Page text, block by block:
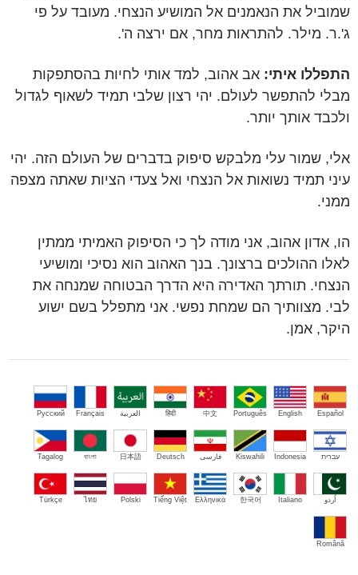
שמוביל את הנאמנים אל המושיע הנצחי. מעובד על פי
ג'.ר. מילר. להתראות מחר, אם ירצה ה'.
התפללו איתי: אב אהוב, למד אותי לחיות בהסתפקות
מבלי להתפשר לעולם. יהי רצון שלבי תמיד לשאוף לגדול
ולכבד אותך יותר.
אלי, שמור עלי מלבקש סיפוק בדברים של העולם הזה. יהי
עיני תמיד נשואות אל הנצחי ואל צעדי הציות שאתה מצפה
ממני.
הו, אדון אהוב, אני מודה לך כי הסיפוק האמיתי ממתין
לאלו ההולכים ברצונך. בנך האהוב הוא נסיכי ומושיעי
הנצחי. תורתך האדירה היא הדרך הבטוחה שמנחה את
לבי. מצוותיך הם שמחת נפשי. אני מתפלל בשם ישוע
היקר, אמן.
Español
English
Português
中文
हिंदी العربية Français
Русский
עברית Indonesia
Kiswahili فارسی Deutsch
日本語
বাংলা
Tagalog
اُردو Italiano
한국어
Ελληνικά
Tiếng Việt
Polski
ไทย
Türkçe
Română